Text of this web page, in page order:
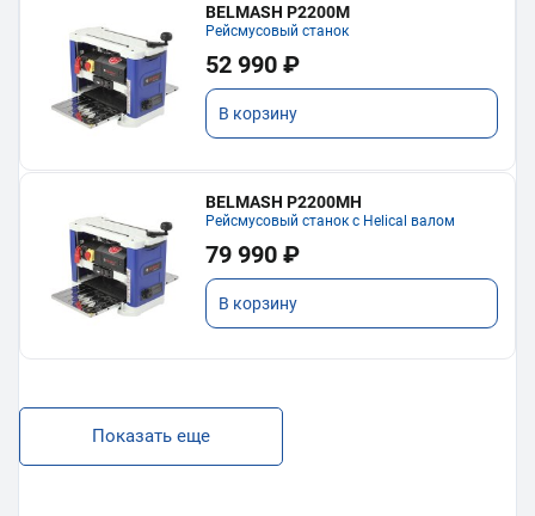
BELMASH P2200M
Рейсмусовый станок
52 990 ₽
В корзину
BELMASH P2200MH
Рейсмусовый станок с Helical валом
79 990 ₽
В корзину
Показать еще